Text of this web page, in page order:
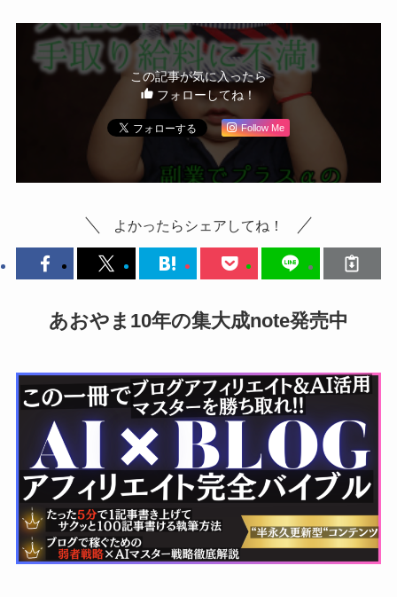
この記事が気に入ったら
フォローしてね！
Follow Me
よかったらシェアしてね！
あおやま10年の集大成note発売中